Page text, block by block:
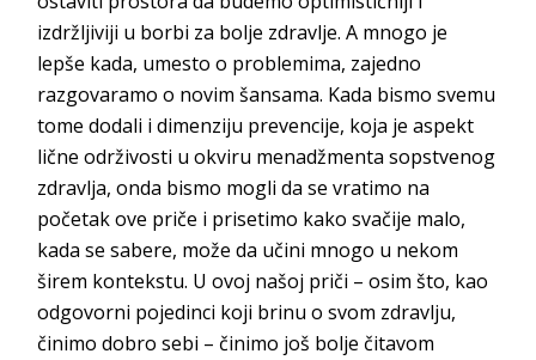
izdržljiviji u borbi za bolje zdravlje. A mnogo je
lepše kada, umesto o problemima, zajedno
razgovaramo o novim šansama. Kada bismo svemu
tome dodali i dimenziju prevencije, koja je aspekt
lične održivosti u okviru menadžmenta sopstvenog
zdravlja, onda bismo mogli da se vratimo na
početak ove priče i prisetimo kako svačije malo,
kada se sabere, može da učini mnogo u nekom
širem kontekstu. U ovoj našoj priči – osim što, kao
odgovorni pojedinci koji brinu o svom zdravlju,
činimo dobro sebi – činimo još bolje čitavom